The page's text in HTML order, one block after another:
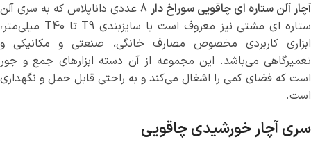
آچار آلن ستاره اي چاقویی سوراخ‌ دار
8 عددی داناپلاس که به سری آلن
ستاره ای مشتی نیز معروف است با سایزبندی T9 تا T40 میلی‌متر،
ابزاری کاربردی مخصوص مصارف خانگی، صنعتی و مکانیکی و
تعمیرگاهی می‌باشد. این مجموعه از آن دسته ابزارهای جمع و جور
است که فضای کمی را اشغال می‌کند و به راحتی قابل حمل و نگهداری
است.
سری آچار خورشیدی چاقویی